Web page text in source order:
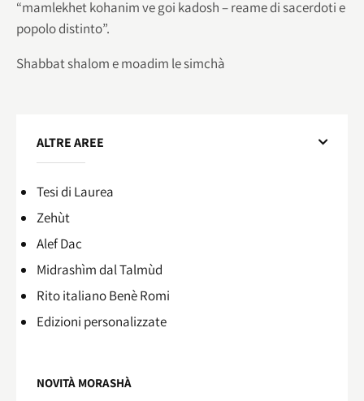
“mamlekhet kohanim ve goi kadosh – reame di sacerdoti e
popolo distinto”.
Shabbat shalom e moadim le simchà
ALTRE AREE
Tesi di Laurea
Zehùt
Alef Dac
Midrashìm dal Talmùd
Rito italiano Benè Romi​
Edizioni personalizzate
NOVITÀ MORASHÀ